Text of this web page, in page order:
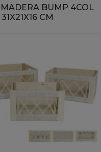
BUMP 4COL
CM